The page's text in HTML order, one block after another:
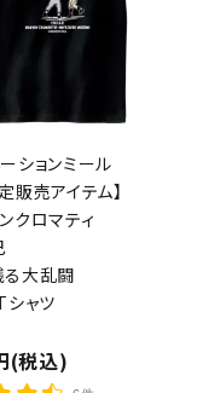
ションミール
販売アイテム】
クロマティ
大乱闘
シャツ
(税込)